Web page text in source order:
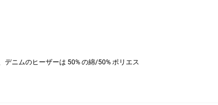
ニムのヒーザーは 50% の綿/50% ポリエス